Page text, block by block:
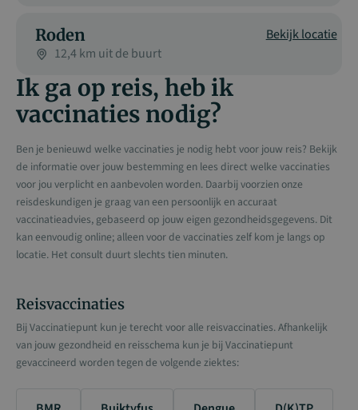
Roden
12,4 km uit de buurt
Bekijk locatie
Ik ga op reis, heb ik
vaccinaties nodig?
Ben je benieuwd welke vaccinaties je nodig hebt voor jouw reis? Bekijk
de informatie over jouw bestemming en lees direct welke vaccinaties
voor jou verplicht en aanbevolen worden. Daarbij voorzien onze
reisdeskundigen je graag van een persoonlijk en accuraat
vaccinatieadvies, gebaseerd op jouw eigen gezondheidsgegevens. Dit
kan eenvoudig online; alleen voor de vaccinaties zelf kom je langs op
locatie. Het consult duurt slechts tien minuten.
Reisvaccinaties
Bij Vaccinatiepunt kun je terecht voor alle reisvaccinaties. Afhankelijk
van jouw gezondheid en reisschema kun je bij Vaccinatiepunt
gevaccineerd worden tegen de volgende ziektes: